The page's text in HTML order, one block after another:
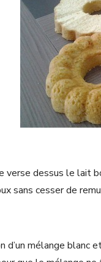
verse dessus le lait
sans cesser de
mélange blanc